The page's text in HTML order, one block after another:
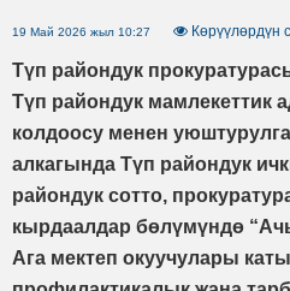
19 Май 2026 жыл 10:27 Көрүүлөрдүн
Түп райондук
Түп райондук мамлекеттик
колдоосу менен
алкагында Түп райондук
райондук сотто,
кырдаалдар бөлүмүндө
Ага мектеп окуучулары